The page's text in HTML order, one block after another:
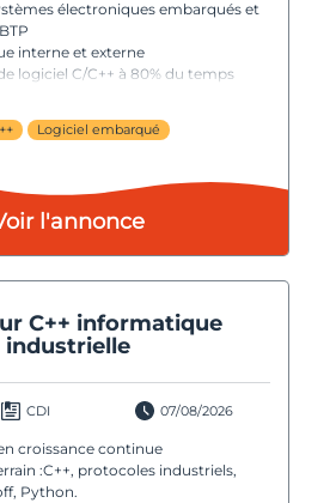
électroniques embarqués et
interne et externe
logiciel C/C++ à 80% du temps
Logiciel embarqué
l'annonce
C++ informatique
industrielle
CDI 07/08/2026
croissance continue
:C++, protocoles industriels,
Python.